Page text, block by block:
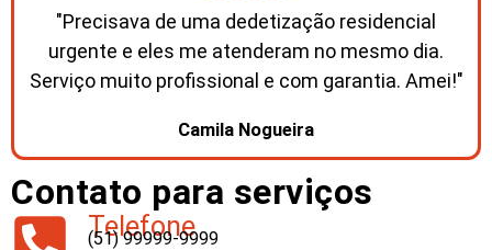
"Precisava de uma dedetização residencial
urgente e eles me atenderam no mesmo dia.
Serviço muito profissional e com garantia. Amei!"
Camila Nogueira
Contato para serviços
Telefone
(51) 99999-9999